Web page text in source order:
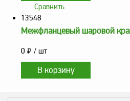
Сравнить
13548
Межфланцевый шаровой
0 ₽ / шт